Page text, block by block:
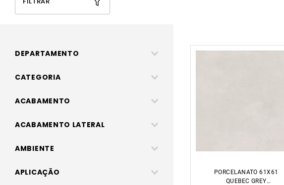
DEPARTAMENTO
Pisos, revestimentos e porcelanatos
CATEGORIA
Porcelanatos
ACABAMENTO
Acetinado
ACABAMENTO LATERAL
Borda Retificada
AMBIENTE
Interno
APLICAÇÃO
PORCELANATO 61X61
QUEBEC GREY